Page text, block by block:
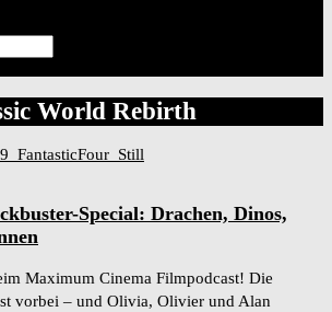
World Rebirth
Special: Drachen, Dinos,
Maximum Cinema Filmpodcast! Die
vorbei – und Olivia, Olivier und Alan